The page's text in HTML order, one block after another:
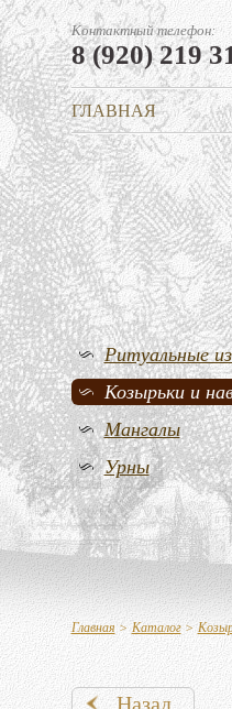
Контактный телефон:
8 (920) 219
ГЛАВНАЯ
Ритуальные
Козырьки и
Мангалы
Урны
Главная> Каталог>
Назад